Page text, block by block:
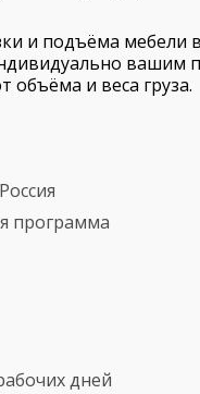
и подъёма мебели
вашим
объёма и веса груза.
Россия
программа
дней